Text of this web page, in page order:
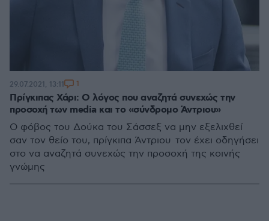
Πρίγκιπας Χάρι: Ο λόγος που αναζητά συνεχώς την
προσοχή των media και το «σύνδρομο Άντριου»
Ο φόβος του Δούκα του Σάσσεξ να μην εξελιχθεί
σαν τον θείο του, πρίγκιπα Άντριου τον έχει οδηγήσει
στο να αναζητά συνεχώς την προσοχή της κοινής
γνώμης
29.07.2021, 13:11 1